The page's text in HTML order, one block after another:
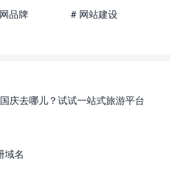
品牌
# 网站建设
庆去哪儿？试试一站式旅游平台
域名